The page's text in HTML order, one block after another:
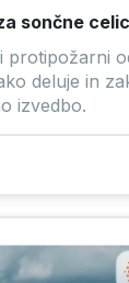
sončne
protipožarni
deluje in
izvedbo.